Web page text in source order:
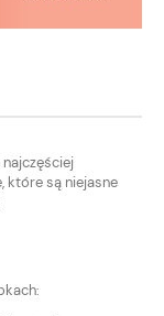
które są niejasne